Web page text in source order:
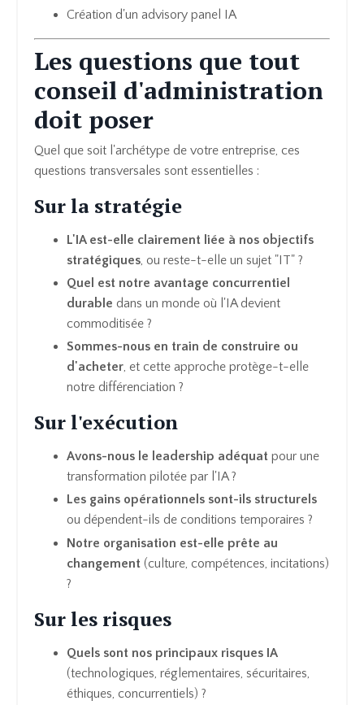
Création d'un advisory panel IA
Les questions que tout
conseil d'administration
doit poser
Quel que soit l'archétype de votre entreprise, ces
questions transversales sont essentielles :
Sur la stratégie
L'IA est-elle clairement liée à nos objectifs
stratégiques, ou reste-t-elle un sujet "IT" ?
Quel est notre avantage concurrentiel
durable dans un monde où l'IA devient
commoditisée ?
Sommes-nous en train de construire ou
d'acheter, et cette approche protège-t-elle
notre différenciation ?
Sur l'exécution
Avons-nous le leadership adéquat pour une
transformation pilotée par l'IA ?
Les gains opérationnels sont-ils structurels
ou dépendent-ils de conditions temporaires ?
Notre organisation est-elle prête au
changement (culture, compétences, incitations)
?
Sur les risques
Quels sont nos principaux risques IA
(technologiques, réglementaires, sécuritaires,
éthiques, concurrentiels) ?